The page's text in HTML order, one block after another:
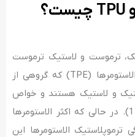
مختلف TPO، TPV و TPU چیست؟
ترموست و لاستیک ترموست
تقسیم می‌شوند و ترموپلاستیک الاستومرها (TPE) که گروهی از
و لاستیک هستند و خواص
گرمانرم و الاستومری دارند (شکل 1). در حالی که اکثر الاستومرها
الاستومرها این